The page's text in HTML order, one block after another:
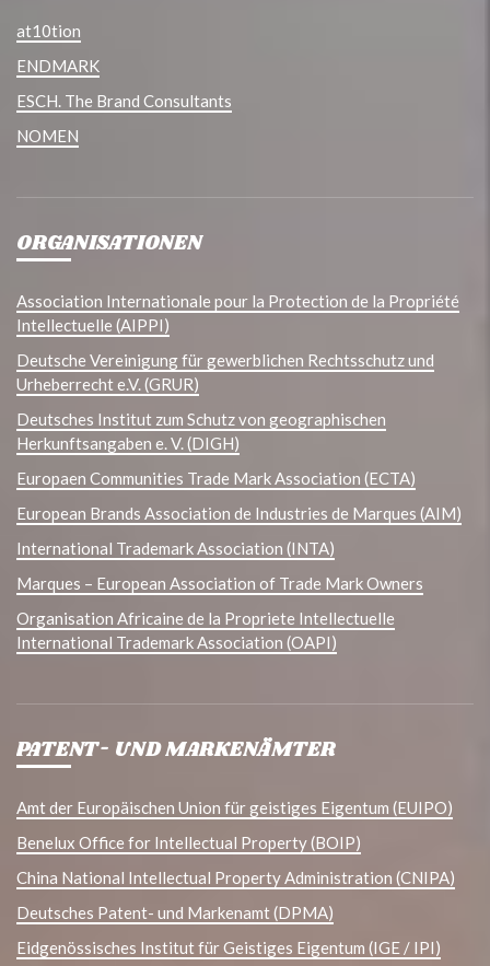
at10tion
ENDMARK
ESCH. The Brand Consultants
NOMEN
ORGANISATIONEN
Association Internationale pour la Protection de la Propriété
Intellectuelle (AIPPI)
Deutsche Vereinigung für gewerblichen Rechtsschutz und
Urheberrecht e.V. (GRUR)
Deutsches Institut zum Schutz von geographischen
Herkunftsangaben e. V. (DIGH)
Europaen Communities Trade Mark Association (ECTA)
European Brands Association de Industries de Marques (AIM)
International Trademark Association (INTA)
Marques – European Association of Trade Mark Owners
Organisation Africaine de la Propriete Intellectuelle
International Trademark Association (OAPI)
PATENT- UND MARKENÄMTER
Amt der Europäischen Union für geistiges Eigentum (EUIPO)
Benelux Office for Intellectual Property (BOIP)
China National Intellectual Property Administration (CNIPA)
Deutsches Patent- und Markenamt (DPMA)
Eidgenössisches Institut für Geistiges Eigentum (IGE / IPI)